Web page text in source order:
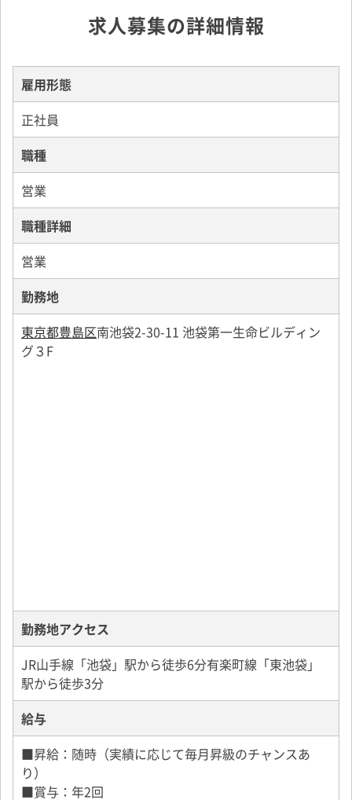
会社が行います）
納品と導入後のフォロー など
【入社後はOJT・安心研修】
入社後のイメージは、まずはOJT中心の研修を実施。
一人デビューまで想定した考え方の部分から実践的な
メニューまで用意。
商品知識は勿論、当社や業界についても学べます。
基礎・実践スキルを身につけたらいざデビュー。
複数名採用だから、同期がいます。
お互い協力し、みんなで結果を出していきましょう！
求人募集の詳細情報
雇用形態
正社員
職種
営業
職種詳細
営業
勤務地
東京都豊島区南池袋2-30-11 池袋第一生命ビルディン
グ３F
勤務地アクセス
JR山手線「池袋」駅から徒歩6分有楽町線「東池袋」
駅から徒歩3分
給与
■昇給：随時（実績に応じて毎月昇級のチャンスあ
り）
■賞与：年2回